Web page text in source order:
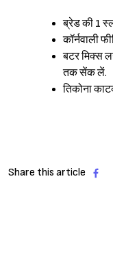
ब्रेड की 1
कॉर्नवाली
बटर मिक्स
तक सेंक लें.
तिकोना
Share this article